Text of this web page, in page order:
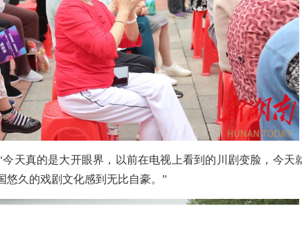
天真的是大开眼界，以前在电视上看到的川剧变脸，今天
悠久的戏剧文化感到无比自豪。”